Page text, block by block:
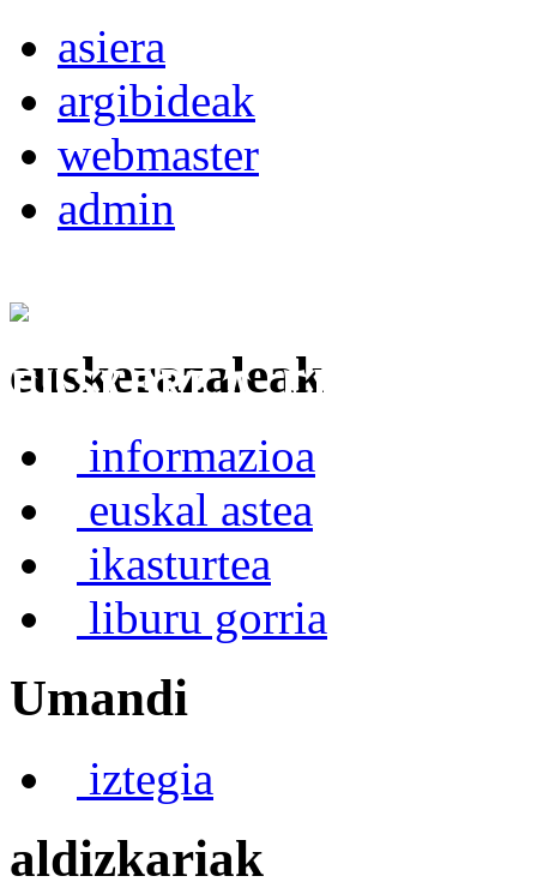
asiera
argibideak
webmaster
admin
Euskerea Erabilte
euskerazaleak
informazioa
euskal astea
ikasturtea
liburu gorria
Umandi
iztegia
aldizkariak